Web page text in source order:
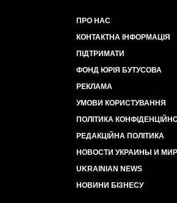
ПРО НАС
КОНТАКТНА ІНФОРМАЦІЯ
ПІДТРИМАТИ
ФОНД ЮРІЯ БУТУСОВА
РЕКЛАМА
УМОВИ КОРИСТУВАННЯ
ПОЛІТИКА
РЕДАКЦІЙНА ПОЛІТИКА
НОВОСТИ УКРАИНЫ И
UKRAINIAN NEWS
НОВИНИ БІЗНЕСУ